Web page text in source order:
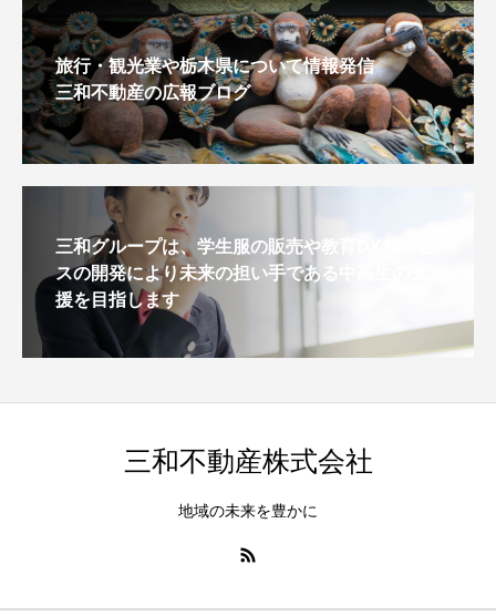
旅行・観光業や栃木県について情報発信
三和不動産の広報ブログ
三和グループは、学生服の販売や教育DXサービ
スの開発により未来の担い手である中高生の支
援を目指します
三和不動産株式会社
地域の未来を豊かに